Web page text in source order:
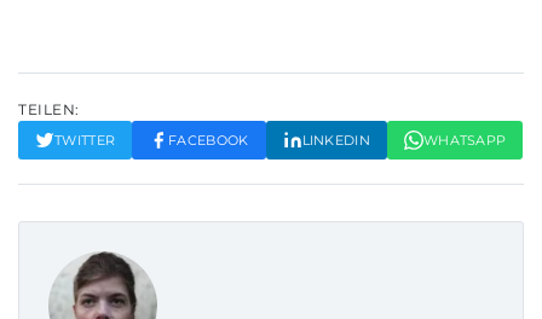
TEILEN:
TWITTER FACEBOOK LINKEDIN WHATSAPP